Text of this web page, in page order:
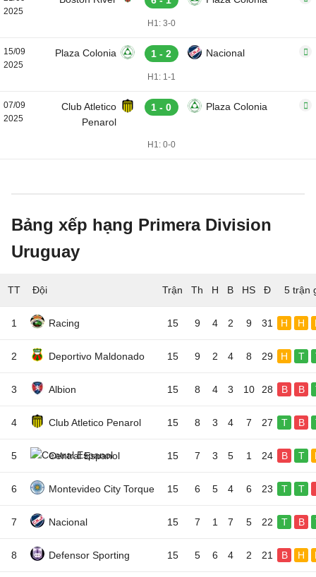
2025
H1: 3-0
15/09
2025
Plaza Colonia 1 - 2 Nacional
H1: 1-1
07/09
2025
Club Atletico
Penarol
1 - 0 Plaza Colonia
H1: 0-0
Bảng xếp hạng Primera Division
Uruguay
TT Đội 5 trận
1 Racing 15 9 4 2 9 31 H H
2 Deportivo Maldonado 15 9 2 4 8 29 H T
3 Albion 15 8 4 3 10 28 B B
4 Club Atletico Penarol 15 8 3 4 7 27 T B
5 Central Espanol 15 7 3 5 1 24 B T
6 Montevideo City Torque 15 6 5 4 6 23 T T
7 Nacional 15 7 1 7 5 22 T B
8 Defensor Sporting 15 5 6 4 2 21 B H